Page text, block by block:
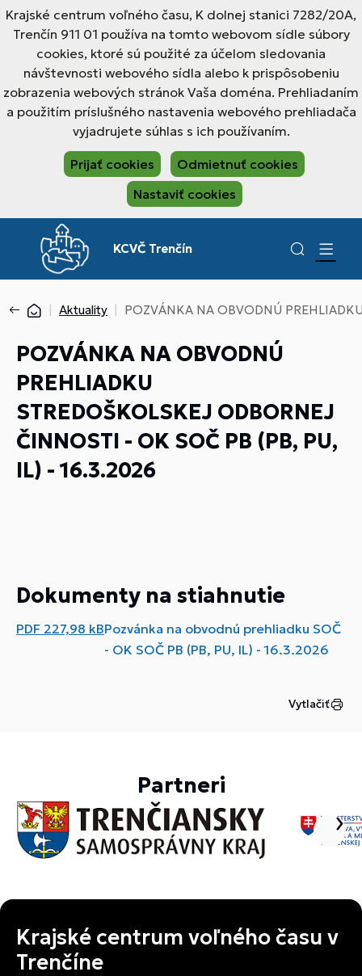
Krajské centrum voľného času, K dolnej stanici 7282/20A,
Trenčín 911 01 používa na tomto webovom sídle súbory
cookies, ktoré sú použité za účelom sledovania
návštevnosti webového sídla alebo k prispôsobeniu
zobrazenia webových stránok Vaša doména. Prehliadaním
a použitím príslušného nastavenia webového prehliadača
vyjadrujete súhlas s ich používaním.
Prijať cookies
Odmietnuť cookies
Nastaviť cookies
KCVČ Trenčín
Aktuality POZVÁNKA NA OBVODNÚ
POZVÁNKA NA OBVODNÚ
PREHLIADKU
STREDOŠKOLSKEJ ODBORNEJ
ČINNOSTI - OK SOČ PB (PB, PU,
IL) - 16.3.2026
Dokumenty na stiahnutie
PDF 227,98 kBPozvánka na obvodnú prehliadku SOČ
- OK SOČ PB (PB, PU, IL) - 16.3.2026
Vytlačiť
Partneri
Krajské centrum voľného času v
Trenčíne